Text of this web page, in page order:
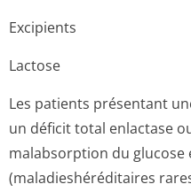
Excipients
Lactose
Les patients présentant
un déficit total enlactase
malabsorption du glucose
(maladieshéré­ditaires